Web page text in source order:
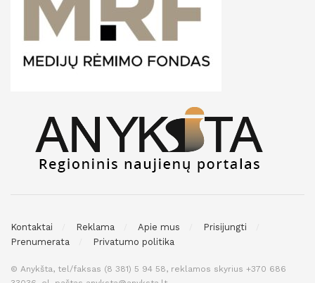
Kontaktai Reklama Apie mus
Prisijungti
Prenumerata
Privatumo politika
© Anykšta, tel/faksas (8 381) 5 94 58, reklamos skyrius +370 686